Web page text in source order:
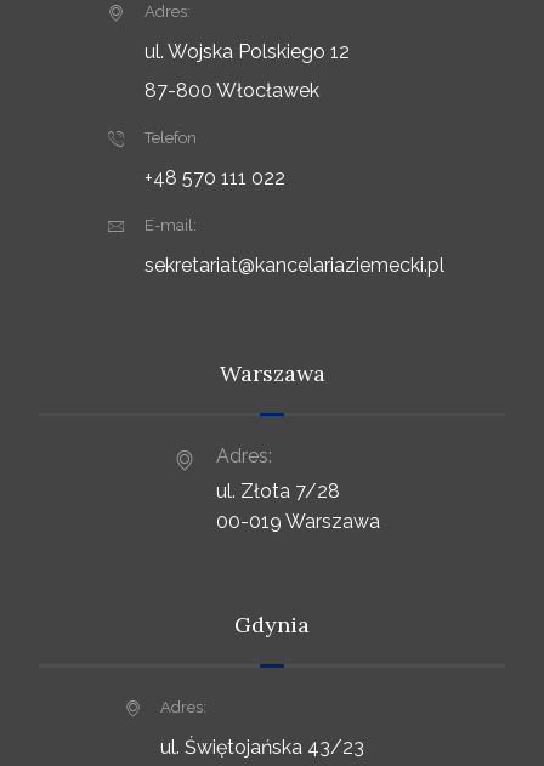
Adres:
ul. Wojska Polskiego 12
87-800 Włocławek
Telefon
+48 570 111 022
E-mail:
sekretariat@kancelariaziemecki.pl
Warszawa
Adres:
ul. Złota 7/28
00-019 Warszawa
Gdynia
Adres:
ul. Świętojańska 43/23